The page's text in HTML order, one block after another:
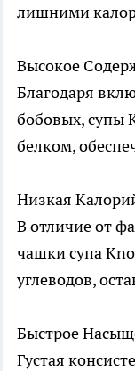
лишними
Высокое
Благодаря
бобовых, супы
белком,
Низкая
В отличие от
чашки супа
углеводов,
Быстрое
Густая